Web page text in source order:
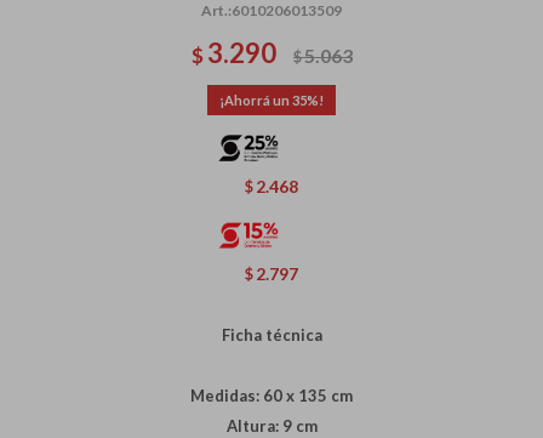
6010206013509
$ 3.290 $5.063
35
$ 2.468
$ 2.797
Ficha técnica
Medidas: 60 x 135 cm
Altura: 9 cm